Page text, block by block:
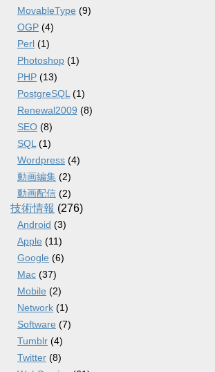
MovableType (9)
OGP (4)
Perl (1)
Photoshop (1)
PHP (13)
PostgreSQL (1)
Renewal2009 (8)
SEO (8)
SQL (1)
Wordpress (4)
動画編集 (2)
動画配信 (2)
技術情報 (276)
Android (3)
Apple (11)
Google (6)
Mac (37)
Mobile (2)
Network (1)
Software (7)
Tumblr (4)
Twitter (8)